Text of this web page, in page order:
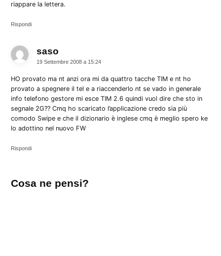
riappare la lettera.
Rispondi
saso
19 Settembre 2008 a 15:24
HO provato ma nt anzi ora mi da quattro tacche TIM e nt ho
provato a spegnere il tel e a riaccenderlo nt se vado in generale
info telefono gestore mi esce TIM 2.6 quindi vuol dire che sto in
segnale 2G?? Cmq ho scaricato l’applicazione credo sia più
comodo Swipe e che il dizionario è inglese cmq è meglio spero ke
lo adottino nel nuovo FW
Rispondi
un
Cosa ne pensi?